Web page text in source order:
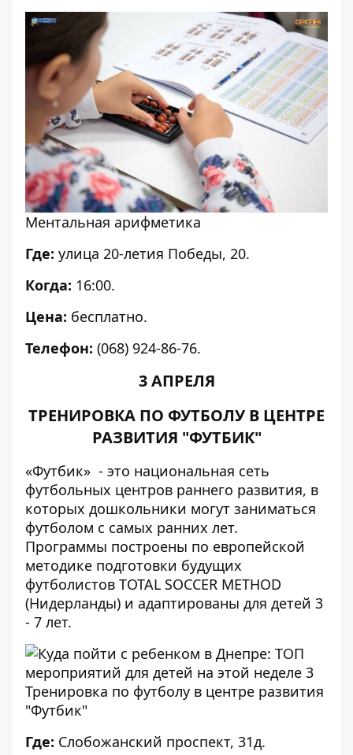
Ментальная арифметика
Где: улица 20-летия Победы, 20.
Когда: 16:00.
Цена: бесплатно.
Телефон: (068) 924-86-76.
3 АПРЕЛЯ
ТРЕНИРОВКА ПО ФУТБОЛУ В ЦЕНТРЕ
РАЗВИТИЯ "ФУТБИК"
«Футбик» - это национальная сеть
футбольных центров раннего развития, в
которых дошкольники могут заниматься
футболом c самых ранних лет.
Программы построены по европейской
методике подготовки будущих
футболистов TOTAL SOCCER METHOD
(Нидерланды) и адаптированы для детей 3
- 7 лет.
Тренировка по футболу в центре развития
"Футбик"
Где: Слобожанский проспект, 31д.